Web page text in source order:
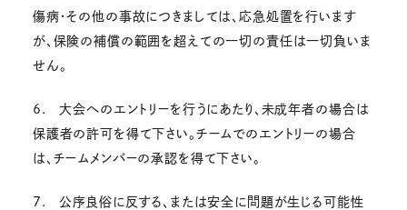
傷病・その他の事故につきましては、応急処置を行います
が、保険の補償の範囲を超えての一切の責任は一切負いま
せん。
6. 大会へのエントリーを行うにあたり、未成年者の場合は
保護者の許可を得て下さい。チームでのエントリーの場合
は、チームメンバーの承認を得て下さい。
7. 公序良俗に反する、または安全に問題が生じる可能性